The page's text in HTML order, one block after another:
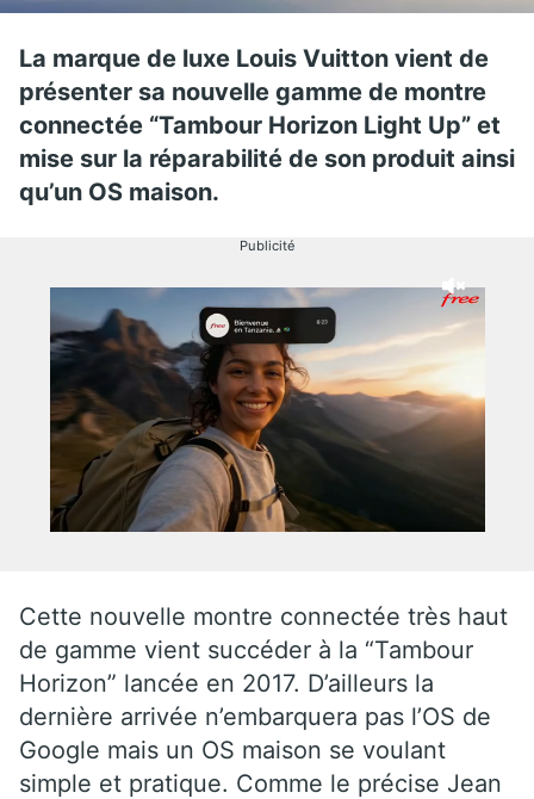
La marque de luxe Louis Vuitton vient de
présenter sa nouvelle gamme de montre
connectée “Tambour Horizon Light Up” et
mise sur la réparabilité de son produit ainsi
qu’un OS maison.
Publicité
Cette nouvelle montre connectée très haut
de gamme vient succéder à la “Tambour
Horizon” lancée en 2017. D’ailleurs la
dernière arrivée n’embarquera pas l’OS de
Google mais un OS maison se voulant
simple et pratique. Comme le précise Jean